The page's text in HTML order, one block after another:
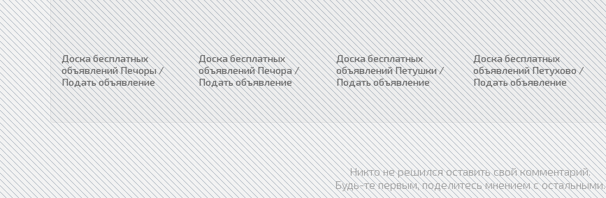
Доска бесплатных
объявлений Печоры /
Подать объявление
Доска бесплатных
объявлений Печора /
Подать объявление
Доска бесплатных
объявлений Петушки /
Подать объявление
Доска бесплатных
объявлений Петухово /
Подать объявление
Никто не решился оставить свой комментарий.
Будь-те первым, поделитесь мнением с остальными.